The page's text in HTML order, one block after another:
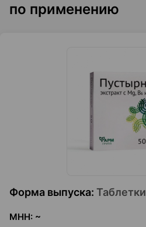
по применению
Форма выпуска: Таблетки
МНН: ~